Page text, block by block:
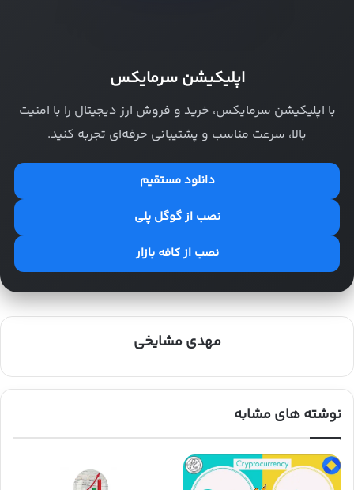
اپلیکیشن سرمایکس
با اپلیکیشن سرمایکس، خرید و فروش ارز دیجیتال را با امنیت
بالا، سرعت مناسب و پشتیبانی حرفه‌ای تجربه کنید.
دانلود مستقیم
نصب از گوگل پلی
نصب از کافه بازار
مهدی مشایخی
نوشته های مشابه